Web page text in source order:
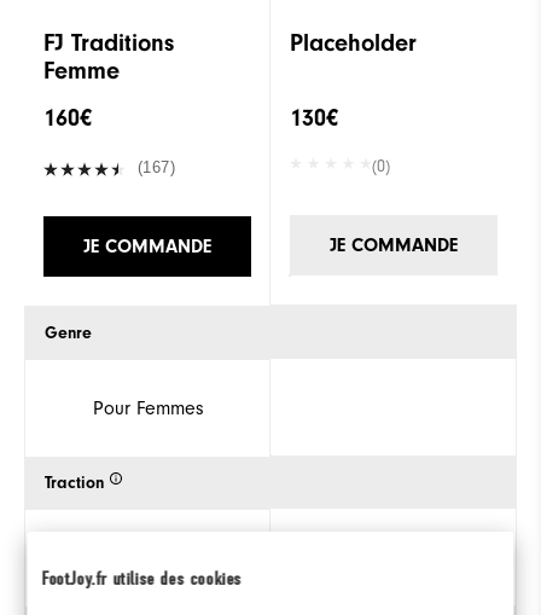
FootJoy.fr utilise des cookies
FJ Traditions
Femme
160€
(167)
JE COMMANDE
Genre
Pour Femmes
Traction
Placeholder
130€
(0)
JE COMMANDE